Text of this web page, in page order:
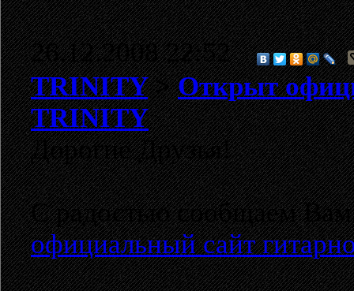
26.12.2008 22:52
TRINITY>Открыт
TRINITY
Дорогие Друзья!
С радостью сообщаем
официальный сайт